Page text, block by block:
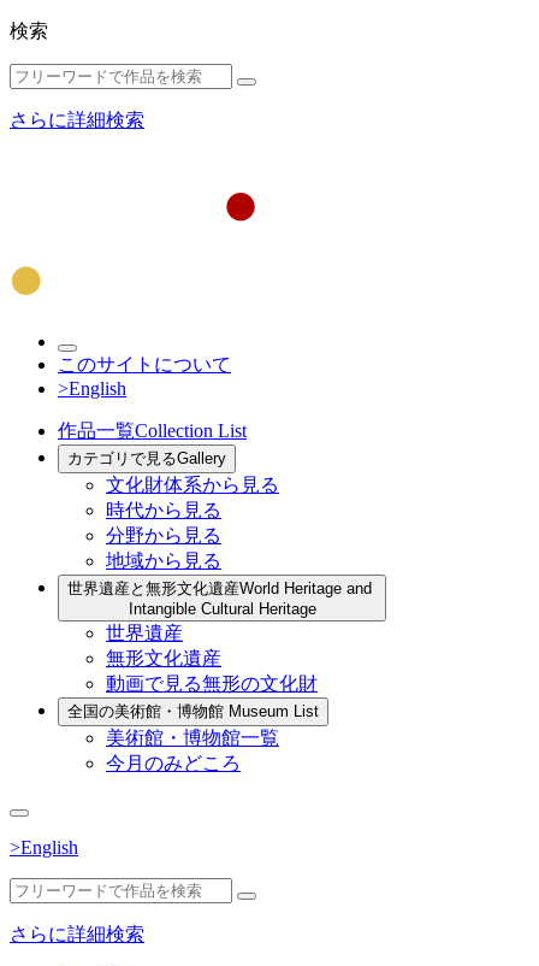
検索
さらに詳細検索
このサイトについて
>English
作品一覧Collection List
カテゴリで見るGallery
文化財体系から見る
時代から見る
分野から見る
地域から見る
世界遺産と無形文化遺産World Heritage and
Intangible Cultural Heritage
世界遺産
無形文化遺産
動画で見る無形の文化財
全国の美術館・博物館 Museum List
美術館・博物館一覧
今月のみどころ
>English
さらに詳細検索